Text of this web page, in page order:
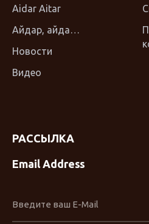
Aidar Aitar
Айдар, айда…
Новости
Видео
РАССЫЛКА
Email Address